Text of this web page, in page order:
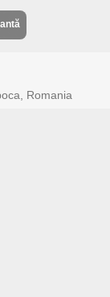
Romania